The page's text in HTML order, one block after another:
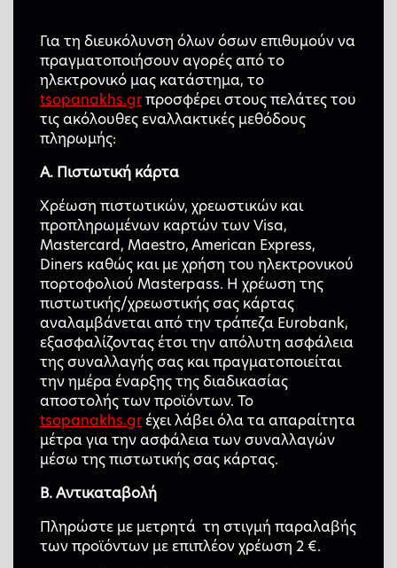
Για τη διευκόλυνση όλων όσων επιθυμούν να
πραγματοποιήσουν αγορές από το
ηλεκτρονικό μας κατάστημα, το
tsopanakhs.grπροσφέρει στους πελάτες του
τις ακόλουθες εναλλακτικές μεθόδους
πληρωμής:
Α. Πιστωτική κάρτα
Χρέωση πιστωτικών, χρεωστικών και
προπληρωμένων καρτών των Visa,
Mastercard, Maestro, American Express,
Diners καθώς και με χρήση του ηλεκτρονικού
πορτοφολιού Masterpass. Η χρέωση της
πιστωτικής/χρεωστικής σας κάρτας
αναλαμβάνεται από την τράπεζα Eurobank,
εξασφαλίζοντας έτσι την απόλυτη ασφάλεια
της συναλλαγής σας και πραγματοποιείται
την ημέρα έναρξης της διαδικασίας
αποστολής των προϊόντων. Το
tsopanakhs.grέχει λάβει όλα τα απαραίτητα
μέτρα για την ασφάλεια των συναλλαγών
μέσω της πιστωτικής σας κάρτας.
Β. Αντικαταβολή
Πληρώστε με μετρητά τη στιγμή παραλαβής
των προϊόντων με επιπλέον χρέωση 2 €.